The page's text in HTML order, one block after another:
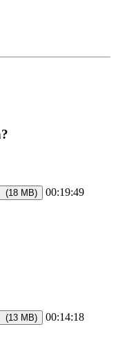
(18 MB) 00:19:49
(13 MB) 00:14:18